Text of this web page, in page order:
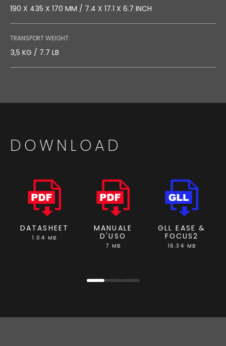
190 X 435 X 170 MM / 7.4 X 17.1 X 6.7 INCH
TRANSPORT WEIGHT:
3,5 KG / 7.7 LB
DOWNLOAD
DATASHEET
1.04 MB
MANUALE
D'USO
7 MB
GLL EASE &
FOCUS2
16.34 MB